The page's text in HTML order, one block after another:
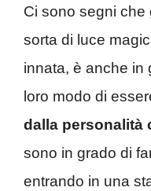
Ci sono segni
sorta di luce
innata, è anche in
loro modo di
dalla personalità
sono in grado di
entrando in una